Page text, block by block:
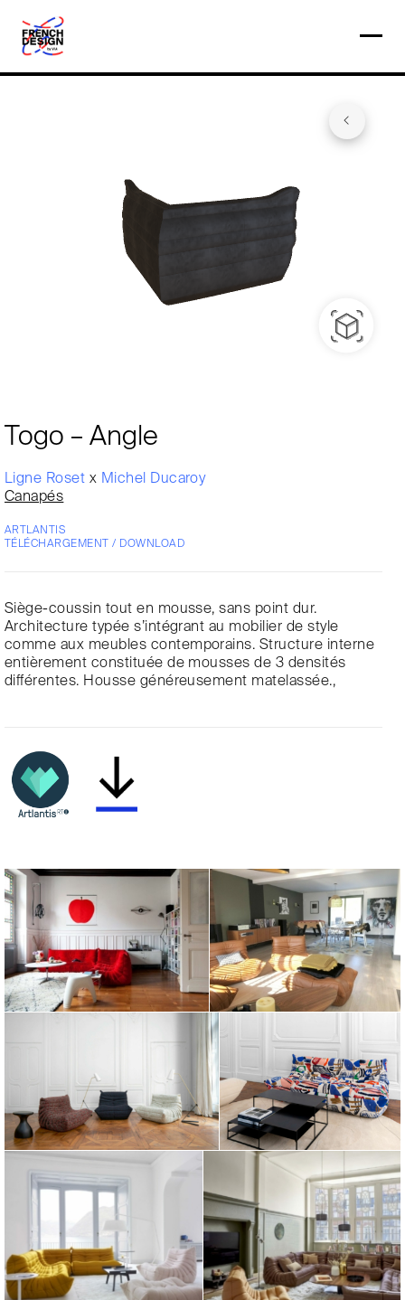
Togo – Angle
Ligne Roset x Michel Ducaroy
Canapés
ARTLANTIS
TÉLÉCHARGEMENT / DOWNLOAD
Siège-coussin tout en mousse, sans point dur.
Architecture typée s’intégrant au mobilier de style
comme aux meubles contemporains. Structure interne
entièrement constituée de mousses de 3 densités
différentes. Housse généreusement matelassée.,